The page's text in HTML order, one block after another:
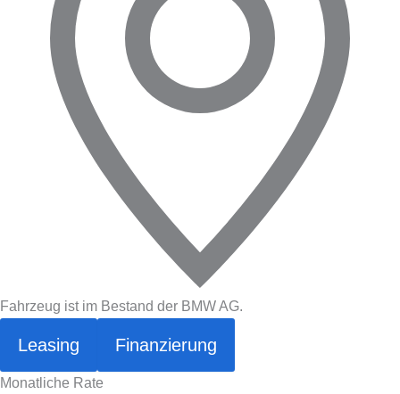
Fahrzeug ist im Bestand der BMW AG.
Leasing Finanzierung
Monatliche Rate